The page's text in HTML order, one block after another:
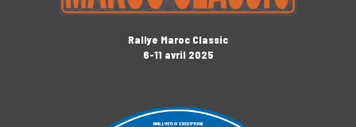
Rallye Maroc Classic
6-11 avril 2025